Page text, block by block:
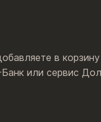
в
Банк или сервис